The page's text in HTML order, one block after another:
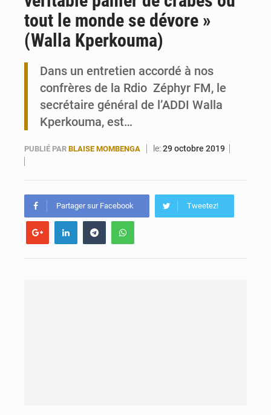
tout le monde se dévore »
(Walla Kperkouma)
Dans un entretien accordé à nos
confrères de la Rdio Zéphyr FM, le
secrétaire général de l’ADDI Walla
Kperkouma, est…
PUBLIÉ PAR BLAISE MOMBENGA le:29 octobre 2019
Partager sur Facebook Tweetez!